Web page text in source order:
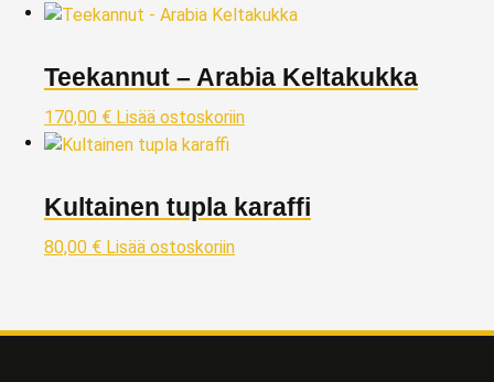
Teekannut – Arabia Keltakukka
170,00 € Lisää ostoskoriin
Kultainen tupla karaffi
80,00 € Lisää ostoskoriin